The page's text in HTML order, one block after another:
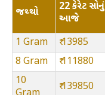
જથ્થો
22 કેરેટ સોનું
આજે
1 Gram
₹ 13985
8 Gram
₹ 111880
10
₹ 139850